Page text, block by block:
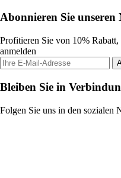
Abonnieren Sie unseren
Profitieren Sie von 10%
anmelden
Bleiben Sie in
Folgen Sie uns in den sozialen